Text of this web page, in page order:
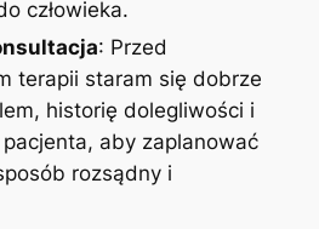
człowieka.
: Przed
terapii staram się dobrze
historię dolegliwości i
aby zaplanować
rozsądny i